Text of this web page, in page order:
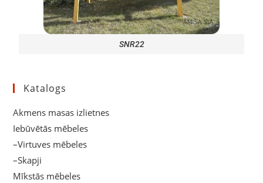
SNR22
Katalogs
Akmens masas izlietnes
Iebūvētās mēbeles
–Virtuves mēbeles
–Skapji
Mīkstās mēbeles